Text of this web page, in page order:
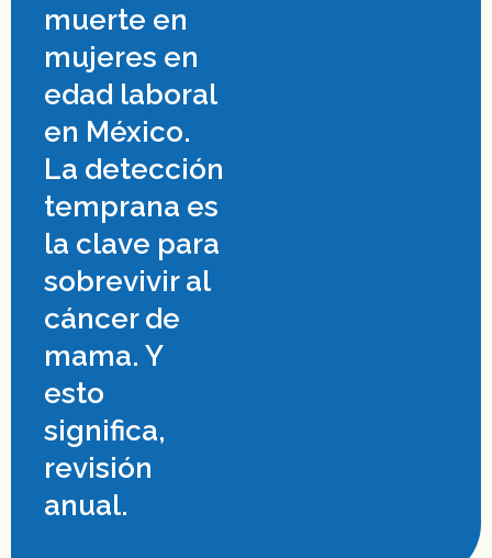
muerte en
mujeres en
edad laboral
en México.
La detección
temprana es
la clave para
sobrevivir al
cáncer de
mama. Y
esto
significa,
revisión
anual.